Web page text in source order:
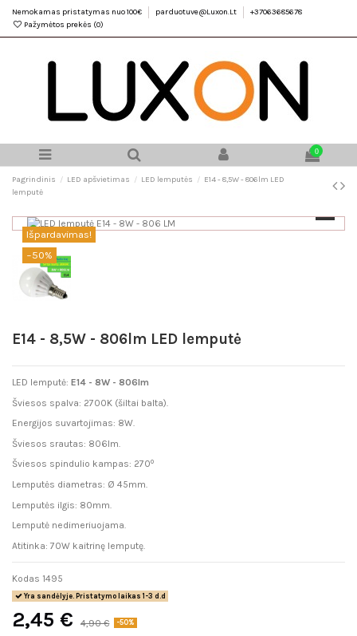
Nemokamas pristatymas nuo 100€ parduotuve@Luxon.Lt
+37063685678
Pažymėtos prekės (0)
0
Pagrindinis LED apšvietimas LED lemputės
E14 - 8,5W - 806lm LED
lemputė
Išpardavimas!
−50%
E14 - 8,5W - 806lm LED lemputė
LED lemputė: E14 - 8W - 806lm
Šviesos spalva: 2700K (šiltai balta).
Energijos suvartojimas: 8W.
Šviesos srautas: 806lm.
Šviesos spindulio kampas: 270o
Lemputės diametras: Ø 45mm.
Lemputės ilgis: 80mm.
Lemputė nedimeriuojama.
Atitinka: 70W kaitrinę lemputę.
Kodas 1495
Yra sandėlyje. Pristatymo laikas 1-3 d.d
2,45 € 4,90 € -50%